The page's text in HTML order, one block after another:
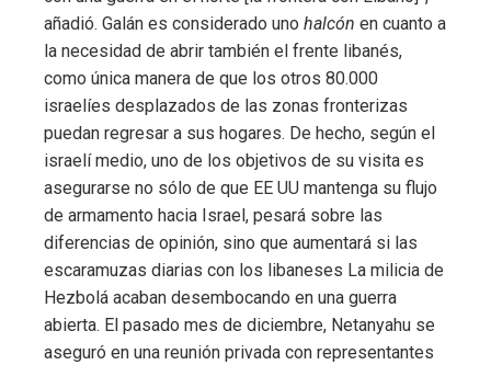
añadió. Galán es considerado uno halcón en cuanto a
la necesidad de abrir también el frente libanés,
como única manera de que los otros 80.000
israelíes desplazados de las zonas fronterizas
puedan regresar a sus hogares. De hecho, según el
israelí medio, uno de los objetivos de su visita es
asegurarse no sólo de que EE UU mantenga su flujo
de armamento hacia Israel, pesará sobre las
diferencias de opinión, sino que aumentará si las
escaramuzas diarias con los libaneses La milicia de
Hezbolá acaban desembocando en una guerra
abierta. El pasado mes de diciembre, Netanyahu se
aseguró en una reunión privada con representantes